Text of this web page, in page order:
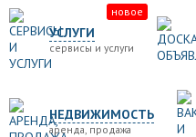
УСЛУГИ
сервисы и услуги
новое
НЕДВИЖИМОСТЬ
аренда, продажа